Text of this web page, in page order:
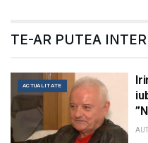
TE-AR PUTEA
ACTUALITATE